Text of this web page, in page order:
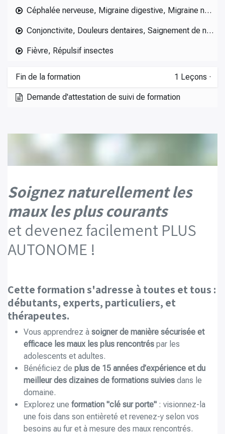
Céphalée nerveuse, Migraine digestive, Migraine non-digestive
Conjonctivite, Douleurs dentaires, Saignement de nez
Fièvre, Répulsif insectes
Fin de la formation 1 Leçons ·
Demande d'attestation de suivi de formation
Soignez naturellement les
maux les plus courants
etdevenez facilement PLUS
AUTONOME !
Cette formation s'adresse à toutes et tous :
débutants, experts, particuliers, et
thérapeutes.
Vous apprendrez à soigner de manière sécurisée et
efficace les maux les plus rencontrés par les
adolescents et adultes.
Bénéficiez de plus de 15 années d’expérience et du
meilleur des dizaines de formations suivies dans le
domaine.
Explorez une formation "clé sur porte" : visionnez-la
une fois dans son entièreté et revenez-y selon vos
besoins au fur et à mesure des maux rencontrés.